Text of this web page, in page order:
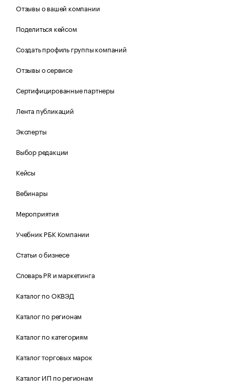
Отзывы о вашей компании
Поделиться кейсом
Создать профиль группы компаний
Отзывы о сервисе
Сертифицированные партнеры
Лента публикаций
Эксперты
Выбор редакции
Кейсы
Вебинары
Мероприятия
Учебник РБК Компании
Статьи о бизнесе
Словарь PR и маркетинга
Каталог по ОКВЭД
Каталог по регионам
Каталог по категориям
Каталог торговых марок
Каталог ИП по регионам